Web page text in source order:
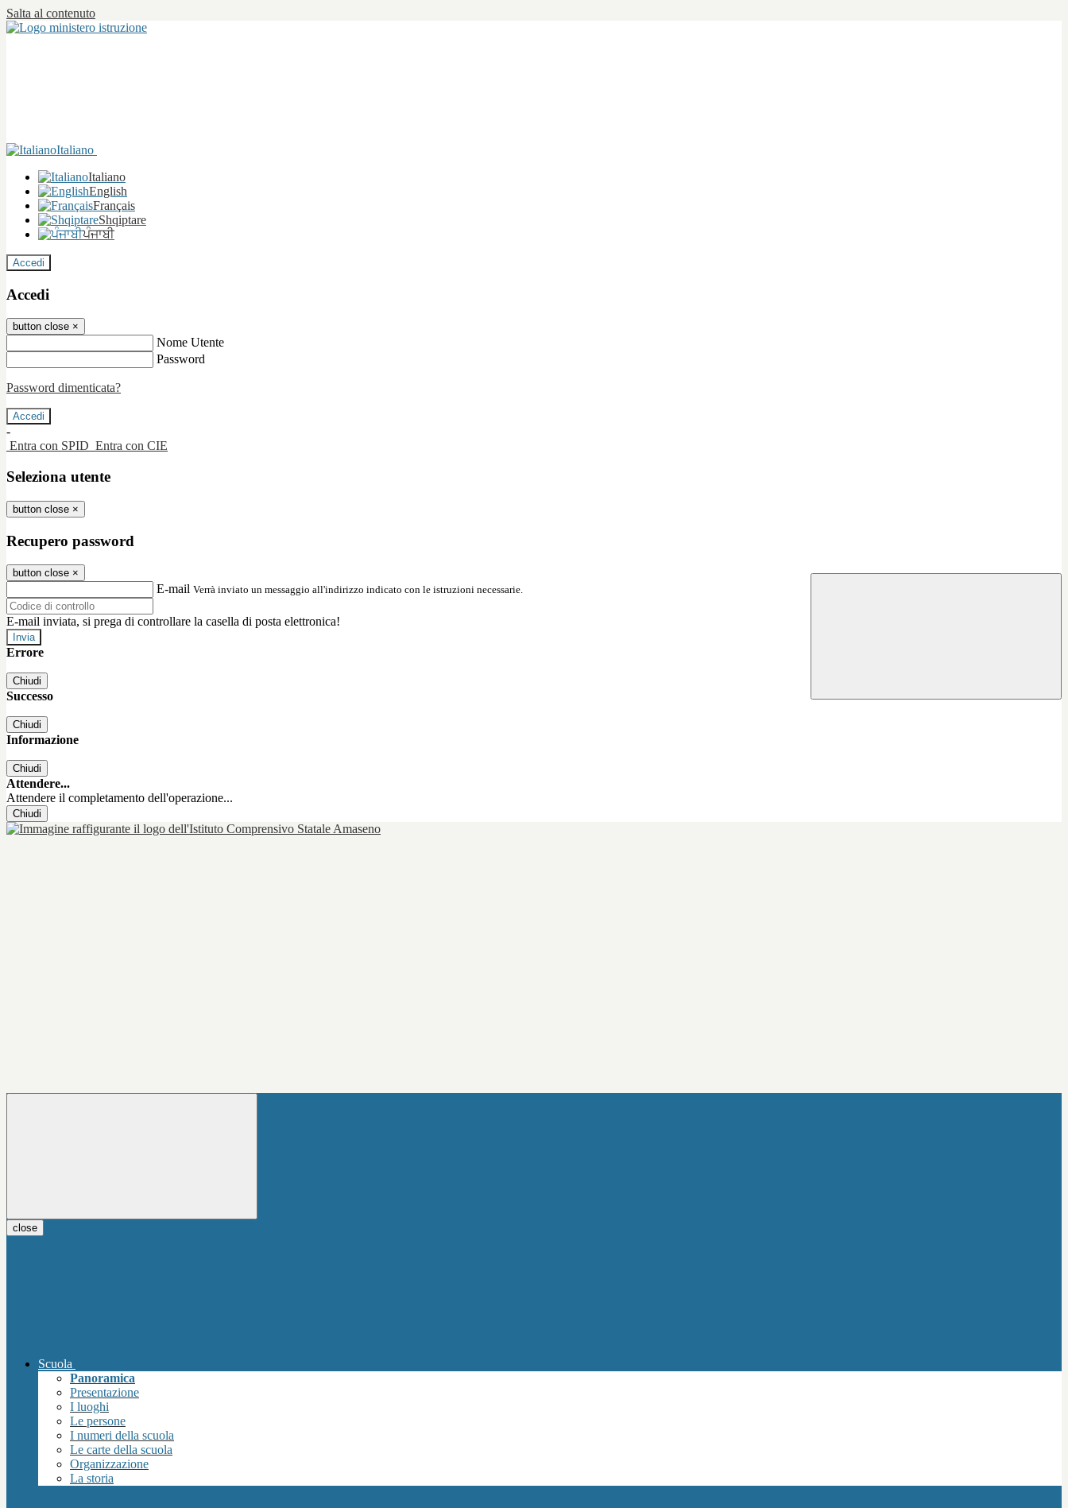
Salta al contenuto
Italiano
Italiano
English
Français
Shqiptare
ਪੰਜਾਬੀ
Accedi
Accedi
button close ×
Nome Utente
Password
Password dimenticata?
-
Entra con SPID Entra con CIE
Seleziona utente
button close ×
Recupero password
button close ×
E-mail Verrà inviato un messaggio all'indirizzo indicato con le istruzioni necessarie.
E-mail inviata, si prega di controllare la casella di posta elettronica!
Errore
Chiudi
Successo
Chiudi
Informazione
Chiudi
Attendere...
Attendere il completamento dell'operazione...
Chiudi
close
Scuola
Panoramica
Presentazione
I luoghi
Le persone
I numeri della scuola
Le carte della scuola
Organizzazione
La storia